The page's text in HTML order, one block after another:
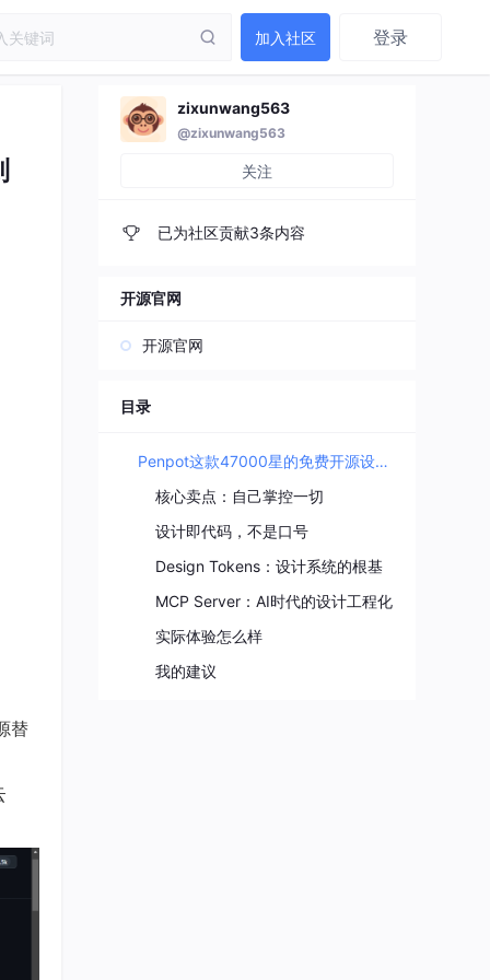
加入社区 登录
替
zixunwang563
@zixunwang563
关注
已为社区贡献3条内容
开源官网
开源官网
目录
Penpot这款47000星的免费开源设计工具，正在改写Figma的游戏规则
核心卖点：自己掌控一切
设计即代码，不是口号
Design Tokens：设计系统的根基
MCP Server：AI时代的设计工程化
实际体验怎么样
我的建议